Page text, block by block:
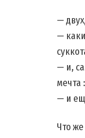
—
—
— и,
мечта
— и
Что